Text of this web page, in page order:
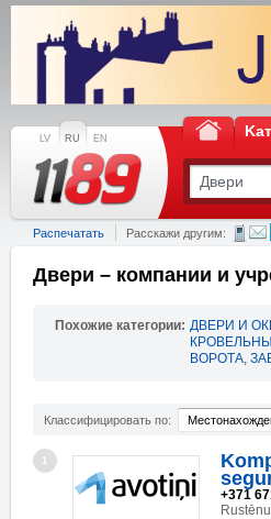
LV RU EN
Распечатать Расскажи другим:
Двери – компании и
Похожие категории: ДВЕРИ И
ВОРОТА,
Классифицировать по:
1
+371